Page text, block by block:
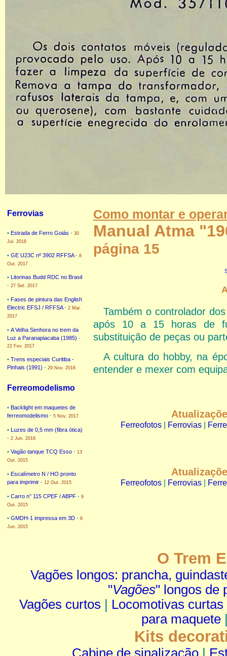
Ferrovias
• Estrada de Ferro Goiás - 30
Jul. 2018
• GE U23C nº 3902 RFFSA- 8
Out. 2017
•
Litorinas Budd RDC no Brasil
- 27 Set. 2017
• Fases de pintura das English
Electric EFSJ / RFFSA- 2 Mai.
2017
• A Velha Senhora no trem da
Luz a Paranapiacaba (1985) -
22 Fev. 2017
• Trens especiais Curitiba -
Pinhais (1991) - 29 Nov. 2016
Ferreomodelismo
• Backlight em maquetes de
ferreomodelismo - 5 Nov. 2017
• Luzes de 0,5 mm (fibra ótica)
- 2 Jun. 2016
• Vagão tanque TCQ Esso - 13
Out. 2015
• Escalímetro N / HO pronto
para imprimir - 12 Out. 2015
• Carro n° 115 CPEF / ABPF - 9
Out. 2015
• GMDH-1 impressa em 3D - 8
Jun. 2015
Como montar e
Manual Atma
página 15
Também o controlador
após 10 a 15 horas de
substituição de peças ou
A cultura do hobby, na
entender e mexer com
Ferreofotos| Ferrovias|
Ferreofotos| Ferrovias|
O Trem
Vagões longos: prancha,
"Vagões" longos de
Vagões curtos | Locomotivas curtas
para maquete
Kits
Cabine de sinalização |